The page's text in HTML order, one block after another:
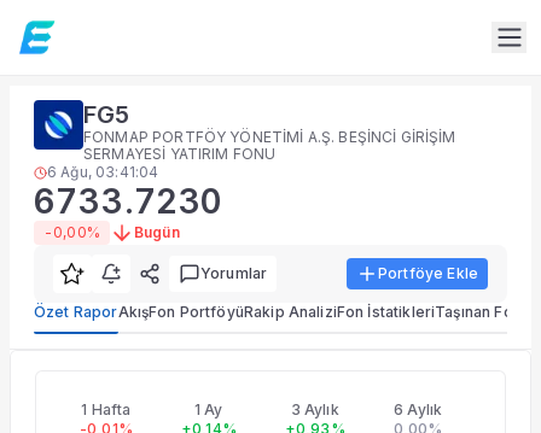
Fon Detay
Yatırım fonu detay, portföy dağılımı, performans ve
Alt Bölümler
Özet Rapor
Akış
Fon Portföyü
Rakip Analizi
Fon İstatistikleri
Taşınan Fonlar
FG5 fon özet raporu, performans ve portföy bilgileri.
FG5
FONMAP PORTFÖY YÖNETİMİ A.Ş. BEŞİNCİ GİRİŞİM
SERMAYESİ YATIRIM FONU
6 Ağu, 03:41:04
6733.7230
-0,00% Bugün
Yorumlar Portföye Ekle
Özet RaporAkışFon PortföyüRakip AnaliziFon İstatikleriTaşınan Fonlar
1 Hafta
-0,01%
1 Ay
+0,14%
3 Aylık
+0,93%
6 Aylık
0,00%